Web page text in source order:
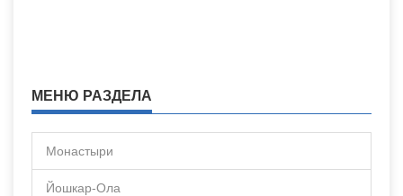
МЕНЮ РАЗДЕЛА
Монастыри
Йошкар-Ола